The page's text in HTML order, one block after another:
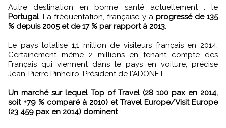
Autre destination en bonne santé actuellement : le
Portugal. La fréquentation, française y a progressé de 135
% depuis 2005 et de 17 % par rapport à 2013.
Le pays totalise 1,1 million de visiteurs français en 2014.
Certainement même 2 millions en tenant compte des
Français qui viennent dans le pays en voiture, précise
Jean-Pierre Pinheiro, Président de l'ADONET.
Un marché sur lequel Top of Travel (28 100 pax en 2014,
soit +79 % comparé à 2010) et Travel Europe/Visit Europe
(23 459 pax en 2014) dominent.